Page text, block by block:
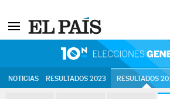
NOTICIAS RESULTADOS 2023 RESULTADOS